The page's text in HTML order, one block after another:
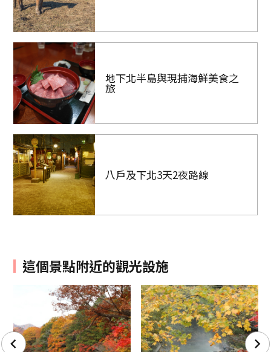
地下北半島與現捕海鮮美食之
旅
八戶及下北3天2夜路線
這個景點附近的觀光設施